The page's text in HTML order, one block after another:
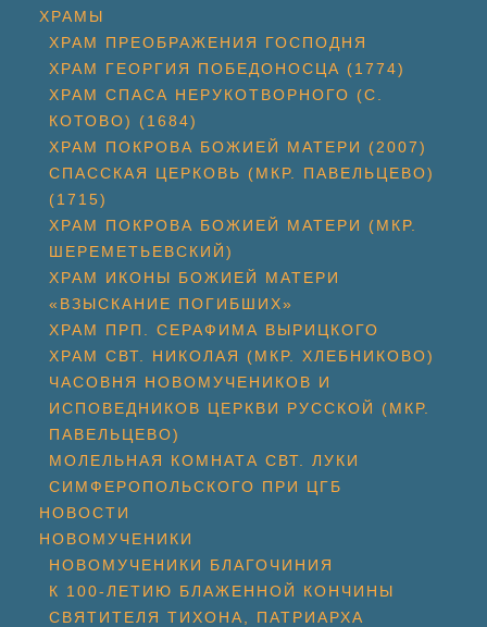
ХРАМЫ
ХРАМ ПРЕОБРАЖЕНИЯ ГОСПОДНЯ
ХРАМ ГЕОРГИЯ ПОБЕДОНОСЦА (1774)
ХРАМ СПАСА НЕРУКОТВОРНОГО (С.
КОТОВО) (1684)
ХРАМ ПОКРОВА БОЖИЕЙ МАТЕРИ (2007)
СПАССКАЯ ЦЕРКОВЬ (МКР. ПАВЕЛЬЦЕВО)
(1715)
ХРАМ ПОКРОВА БОЖИЕЙ МАТЕРИ (МКР.
ШЕРЕМЕТЬЕВСКИЙ)
ХРАМ ИКОНЫ БОЖИЕЙ МАТЕРИ
«ВЗЫСКАНИЕ ПОГИБШИХ»
ХРАМ ПРП. СЕРАФИМА ВЫРИЦКОГО
ХРАМ СВТ. НИКОЛАЯ (МКР. ХЛЕБНИКОВО)
ЧАСОВНЯ НОВОМУЧЕНИКОВ И
ИСПОВЕДНИКОВ ЦЕРКВИ РУССКОЙ (МКР.
ПАВЕЛЬЦЕВО)
МОЛЕЛЬНАЯ КОМНАТА СВТ. ЛУКИ
СИМФЕРОПОЛЬСКОГО ПРИ ЦГБ
НОВОСТИ
НОВОМУЧЕНИКИ
НОВОМУЧЕНИКИ БЛАГОЧИНИЯ
К 100-ЛЕТИЮ БЛАЖЕННОЙ КОНЧИНЫ
СВЯТИТЕЛЯ ТИХОНА, ПАТРИАРХА